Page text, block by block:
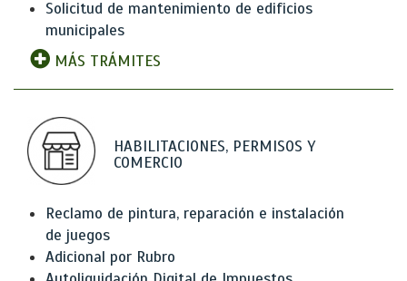
Solicitud de mantenimiento de edificios
municipales
MÁS TRÁMITES
HABILITACIONES, PERMISOS Y
COMERCIO
Reclamo de pintura, reparación e instalación
de juegos
Adicional por Rubro